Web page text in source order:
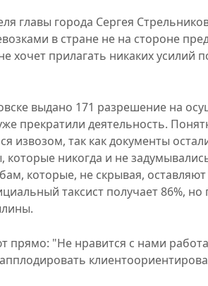
главы города Сергея
в стране не на стороне
хочет прилагать никаких усилий
выдано 171 разрешение на
прекратили деятельность.
извозом, так как документы
которые никогда и не
которые, не скрывая,
таксист получает 86%,
прямо: "Не нравится с нами